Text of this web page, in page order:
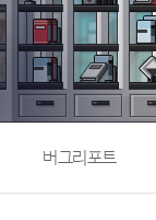
추가정보
버그리포트